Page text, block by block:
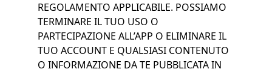
REGOLAMENTO APPLICABILE. POSSIAMO
TERMINARE IL TUO USO O
PARTECIPAZIONE ALL’APP O ELIMINARE IL
TUO ACCOUNT E QUALSIASI CONTENUTO
O INFORMAZIONE DA TE PUBBLICATA IN